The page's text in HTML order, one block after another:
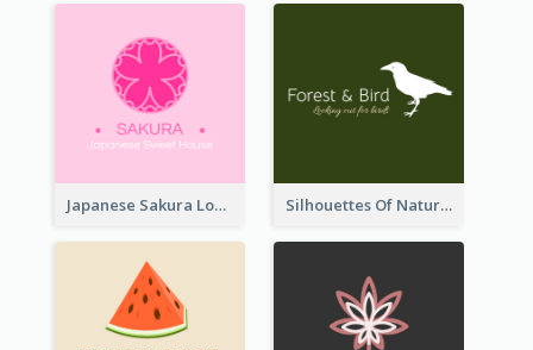
Japanese Sakura Logo In Round Shape Silhouettes Of Natural Elements Logo